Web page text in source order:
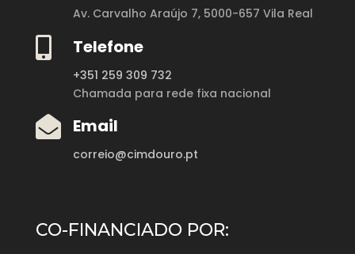
Av. Carvalho Araújo 7, 5000-657 Vila Real
 Telefone
+351 259 309 732
Chamada para rede fixa nacional
 Email
correio@cimdouro.pt
CO-FINANCIADO POR: